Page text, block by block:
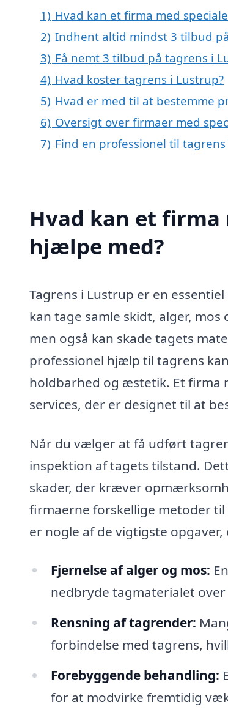
1) Hvad kan et firma med
2) Indhent altid mindst 3 tilbud
3) Få nemt 3 tilbud på tagrens i
4) Hvad koster tagrens i Lustrup?
5) Hvad er med til at bestemme
6) Oversigt over firmaer med
7) Find en professionel til
Hvad kan et
hjælpe med?
Tagrens i Lustrup er en
kan tage samle skidt, alger,
men også kan skade tagets
professionel hjælp til tagrens
holdbarhed og æstetik. Et firma
services, der er designet til at
Når du vælger at få udført
inspektion af tagets tilstand.
skader, der kræver
firmaerne forskellige metoder til
er nogle af de vigtigste
Fjernelse af alger og mos:
nedbryde tagmaterialet over
Rensning af tagrender:
forbindelse med tagrens,
Forebyggende behandling:
for at modvirke fremtidig